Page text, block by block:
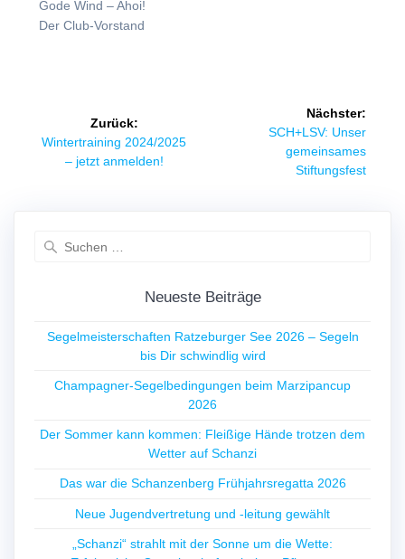
Gode Wind – Ahoi!
Der Club-Vorstand
Zurück:
Vorheriger
Beitrag:
Wintertraining 2024/2025
– jetzt anmelden!
Nächster:
Nächster
Beitrag:
SCH+LSV: Unser
gemeinsames
Stiftungsfest
Neueste Beiträge
Segelmeisterschaften Ratzeburger See 2026 – Segeln
bis Dir schwindlig wird
Champagner-Segelbedingungen beim Marzipancup
2026
Der Sommer kann kommen: Fleißige Hände trotzen dem
Wetter auf Schanzi
Das war die Schanzenberg Frühjahrsregatta 2026
Neue Jugendvertretung und -leitung gewählt
„Schanzi“ strahlt mit der Sonne um die Wette: